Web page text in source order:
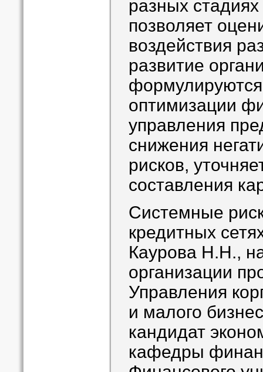
разных
позволяет
воздействия
развитие
оптимизации
управления
снижения
рисков,
составления
Системные
кредитных
Каурова Н.Н.,
организации
Управления
и малого
кандидат
кафедры